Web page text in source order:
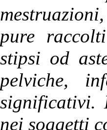
pure
stipsi od
pelviche,
significativi.
nei soggetti